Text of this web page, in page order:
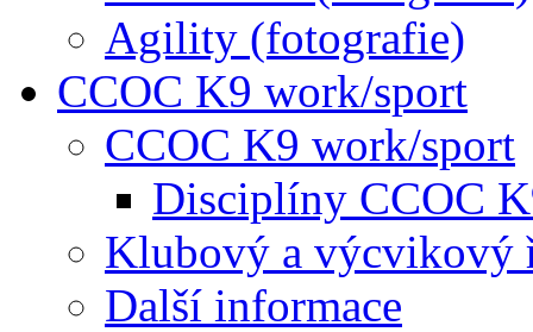
Agility (fotografie)
CCOC K9 work/sport
CCOC K9 work/sport
Disciplíny CCOC
Klubový a výcvikový
Další informace